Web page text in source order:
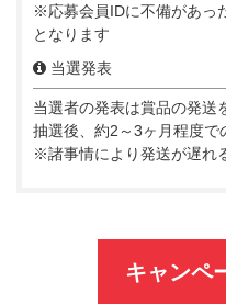
※応募会員IDに不備があっ
となります
当選発表
当選者の発表は賞品の発送
抽選後、約2～3ヶ月程度で
※諸事情により発送が遅れ
キャンペ